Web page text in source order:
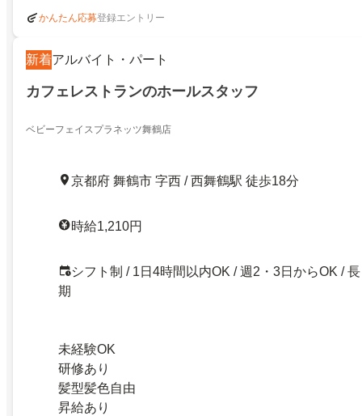
かんたん応募登録エントリー
新着アルバイト・パート
カフェレストランのホールスタッフ
ベビーフェイスプラネッツ舞鶴店
京都府 舞鶴市 字西 / 西舞鶴駅 徒歩18分
時給1,210円
シフト制 / 1日4時間以内OK / 週2・3日からOK / 長
期
未経験OK
研修あり
髪型髪色自由
昇給あり